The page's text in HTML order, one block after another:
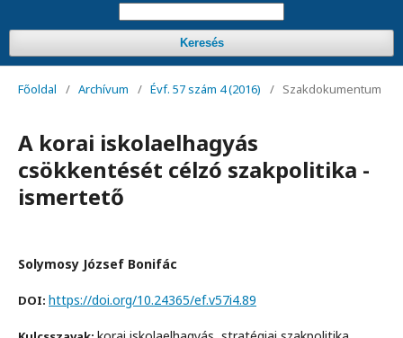
Keresés
Főoldal / Archívum / Évf. 57 szám 4 (2016) / Szakdokumentum
A korai iskolaelhagyás
csökkentését célzó szakpolitika -
ismertető
Solymosy József Bonifác
DOI: https://doi.org/10.24365/ef.v57i4.89